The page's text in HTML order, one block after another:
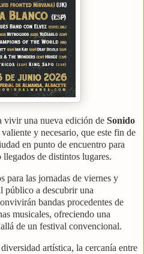
vivir una nueva edición de Sonido
y necesario, que este fin de
en punto de encuentro para
de distintos lugares.
para las jornadas de viernes y
público a descubrir una
bandas procedentes de
musicales, ofreciendo una
de un festival convencional.
artística, la cercanía entre